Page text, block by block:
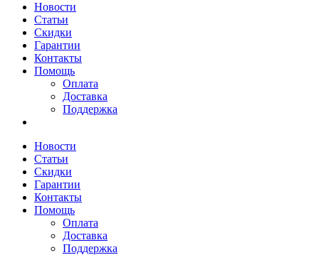
Новости
Статьи
Скидки
Гарантии
Контакты
Помощь
Оплата
Доставка
Поддержка
Новости
Статьи
Скидки
Гарантии
Контакты
Помощь
Оплата
Доставка
Поддержка